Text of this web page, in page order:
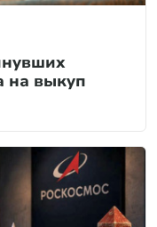
на выкуп